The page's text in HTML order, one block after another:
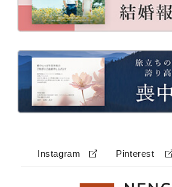
Instagram Pinterest